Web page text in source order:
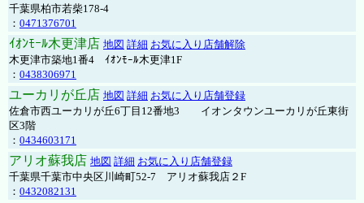
千葉県柏市若柴178-4
： 0471376701
ｲｵﾝﾓｰﾙ木更津店 地図 詳細 お気に入り店舗解除
木更津市築地1番4 ｲｵﾝﾓｰﾙ木更津1F
： 0438306971
ユーカリが丘店 地図 詳細 お気に入り店舗登録
佐倉市西ユーカリが丘6丁目12番地3 イオンタウンユーカリが丘東街
区3階
： 0434603171
アリオ蘇我店 地図 詳細 お気に入り店舗登録
千葉県千葉市中央区川崎町52-7 アリオ蘇我店２F
： 0432082131